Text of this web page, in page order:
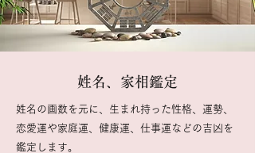
姓名、家相鑑定
姓名の画数を元に、生まれ持った性格、運勢、
恋愛運や家庭運、健康運、仕事運などの吉凶を
鑑定します。